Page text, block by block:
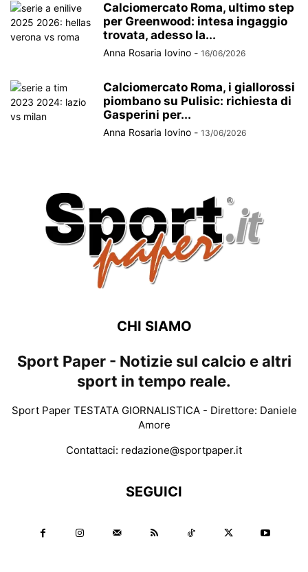
Calciomercato Roma, ultimo step
per Greenwood: intesa ingaggio
trovata, adesso la...
Anna Rosaria Iovino - 16/06/2026
Calciomercato Roma, i giallorossi
piombano su Pulisic: richiesta di
Gasperini per...
Anna Rosaria Iovino - 13/06/2026
CHI SIAMO
Sport Paper - Notizie sul calcio e altri
sport in tempo reale.
Sport Paper TESTATA GIORNALISTICA - Direttore: Daniele
Amore
Contattaci: redazione@sportpaper.it
SEGUICI